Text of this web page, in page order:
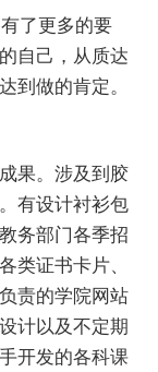
了更多的要
自己，从质达
到做的肯定。
果。涉及到胶
有设计衬衫包
务部门各季招
类证书卡片、
责的学院网站
计以及不定期
开发的各科课